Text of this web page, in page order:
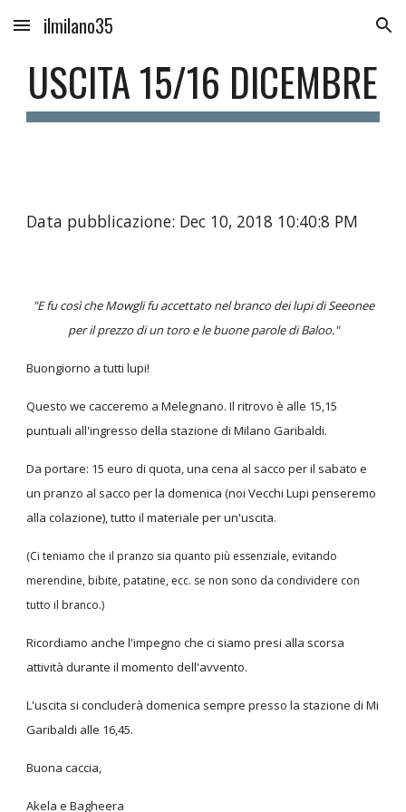
Skip to main content Skip to navigation
ilmilano35
USCITA 15/16 DICEMBRE
Data pubblicazione: Dec 10, 2018 10:40:8 PM
"E fu così che Mowgli fu accettato nel branco dei lupi di Seeonee
per il prezzo di un toro e le buone parole di Baloo."
Buongiorno a tutti lupi!
Questo we cacceremo a Melegnano. Il ritrovo è alle 15,15
puntuali all'ingresso della stazione di Milano Garibaldi.
Da portare: 15 euro di quota, una cena al sacco per il sabato e
un pranzo al sacco per la domenica (noi Vecchi Lupi penseremo
alla colazione), tutto il materiale per un'uscita.
(Ci teniamo che il pranzo sia quanto più essenziale, evitando
merendine, bibite, patatine, ecc. se non sono da condividere con
tutto il branco.)
Ricordiamo anche l'impegno che ci siamo presi alla scorsa
attività durante il momento dell'avvento.
L'uscita si concluderà domenica sempre presso la stazione di Mi
Garibaldi alle 16,45.
Buona caccia,
Akela e Bagheera